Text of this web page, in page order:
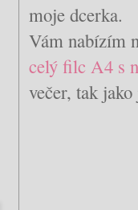
moje dcerka.
Vám nabízím
celý filc A4 s
večer, tak